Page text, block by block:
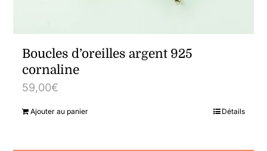
Boucles d’oreilles argent 925
cornaline
59,00€
Ajouter au panier Détails